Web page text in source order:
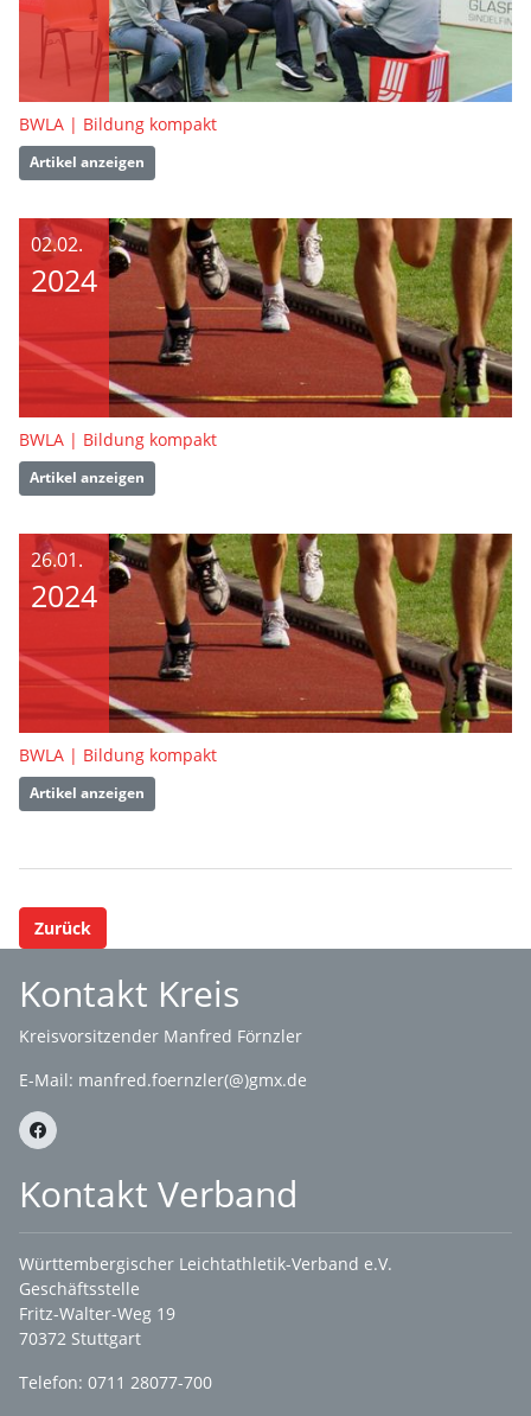
BWLA | Bildung kompakt
Artikel anzeigen
02.02.
2024
BWLA | Bildung kompakt
Artikel anzeigen
26.01.
2024
BWLA | Bildung kompakt
Artikel anzeigen
Zurück
Kontakt Kreis
Kreisvorsitzender Manfred Förnzler
E-Mail: manfred.foernzler(@)gmx.de
Kontakt Verband
Württembergischer Leichtathletik-Verband e.V.
Geschäftsstelle
Fritz-Walter-Weg 19
70372 Stuttgart
Telefon: 0711 28077-700